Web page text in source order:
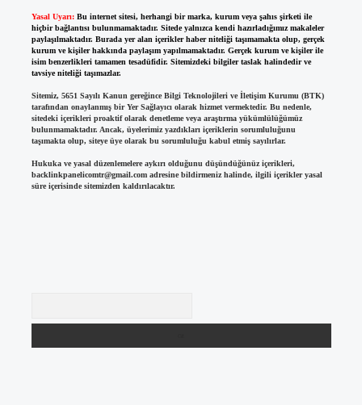
Yasal Uyarı: Bu internet sitesi, herhangi bir marka, kurum veya şahıs şirketi ile
hiçbir bağlantısı bulunmamaktadır. Sitede yalnızca kendi hazırladığımız makaleler
paylaşılmaktadır. Burada yer alan içerikler haber niteliği taşımamakta olup, gerçek
kurum ve kişiler hakkında paylaşım yapılmamaktadır. Gerçek kurum ve kişiler ile
isim benzerlikleri tamamen tesadüfidir. Sitemizdeki bilgiler taslak halindedir ve
tavsiye niteliği taşımazlar.
Sitemiz, 5651 Sayılı Kanun gereğince Bilgi Teknolojileri ve İletişim Kurumu (BTK)
tarafından onaylanmış bir Yer Sağlayıcı olarak hizmet vermektedir. Bu nedenle,
sitedeki içerikleri proaktif olarak denetleme veya araştırma yükümlülüğümüz
bulunmamaktadır. Ancak, üyelerimiz yazdıkları içeriklerin sorumluluğunu
taşımakta olup, siteye üye olarak bu sorumluluğu kabul etmiş sayılırlar.
Hukuka ve yasal düzenlemelere aykırı olduğunu düşündüğünüz içerikleri,
backlinkpanelicomtr@gmail.comadresine bildirmeniz halinde, ilgili içerikler yasal
süre içerisinde sitemizden kaldırılacaktır.